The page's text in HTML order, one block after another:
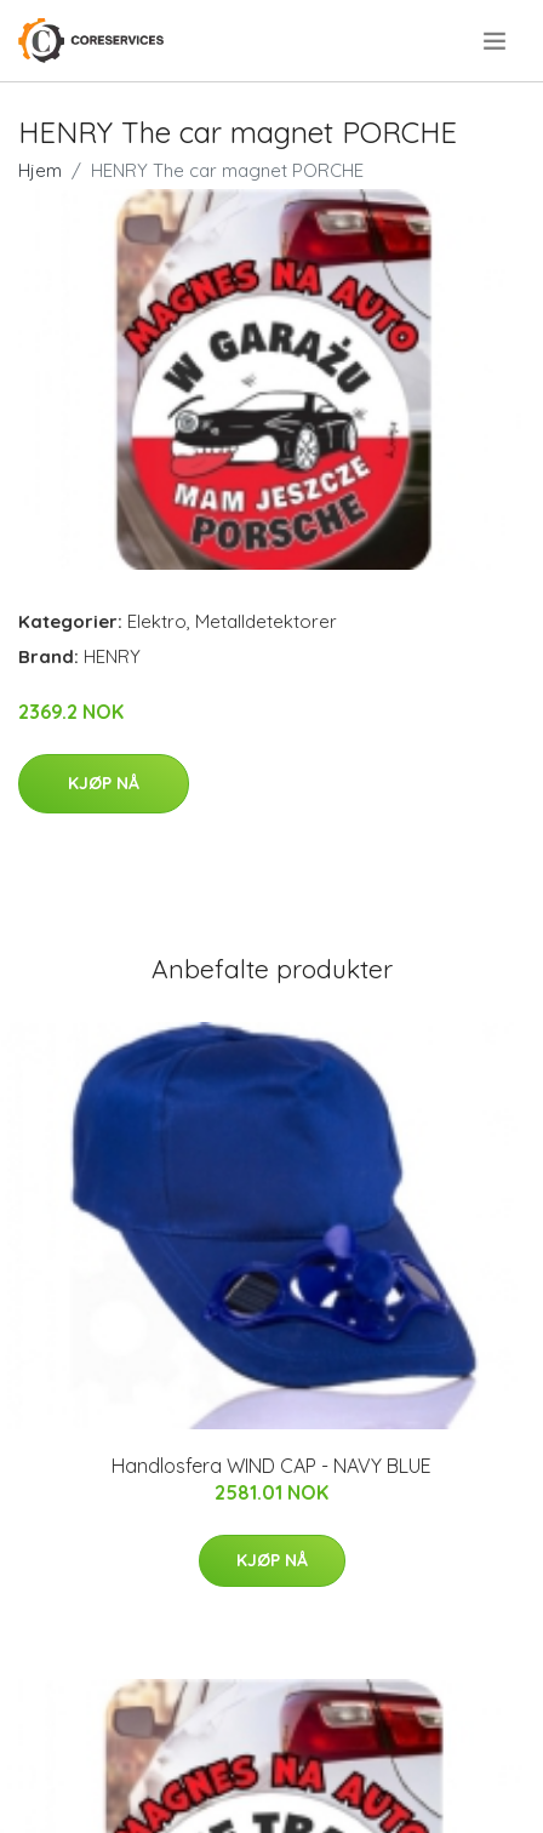
HENRY The car magnet PORCHE
Hjem HENRY The car magnet PORCHE
Kategorier: Elektro Metalldetektorer
Brand: HENRY
2369.2 NOK
KJØP NÅ
Anbefalte produkter
Handlosfera WIND CAP - NAVY BLUE
2581.01 NOK
KJØP NÅ